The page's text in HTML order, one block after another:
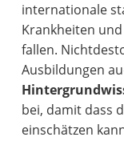
internationale
Krankheiten
fallen.
Ausbildungen
bei, damit dass
einschätzen